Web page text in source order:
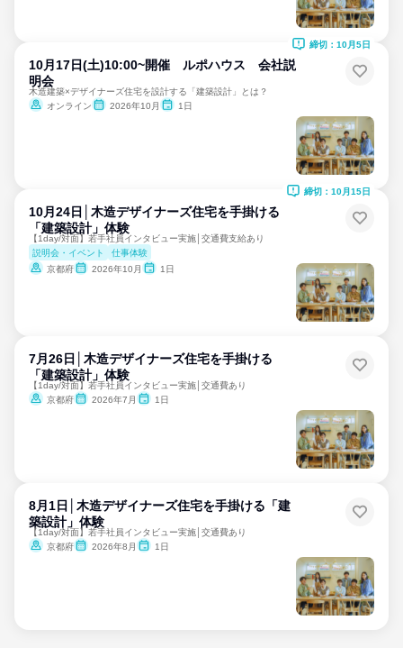
10月17日(土)10:00~開催 ルポハウス 会社説
明会
木造建築×デザイナーズ住宅を設計する「建築設計」とは？
オンライン
2026年10月 1日
締切：10月5日
10月24日│木造デザイナーズ住宅を手掛ける
「建築設計」体験
【1day/対面】若手社員インタビュー実施│交通費支給あり
説明会・イベント
仕事体験
京都府
2026年10月 1日
締切：10月15日
7月26日│木造デザイナーズ住宅を手掛ける
「建築設計」体験
【1day/対面】若手社員インタビュー実施│交通費あり
京都府
2026年7月 1日
8月1日│木造デザイナーズ住宅を手掛ける「建
築設計」体験
【1day/対面】若手社員インタビュー実施│交通費あり
京都府
2026年8月 1日